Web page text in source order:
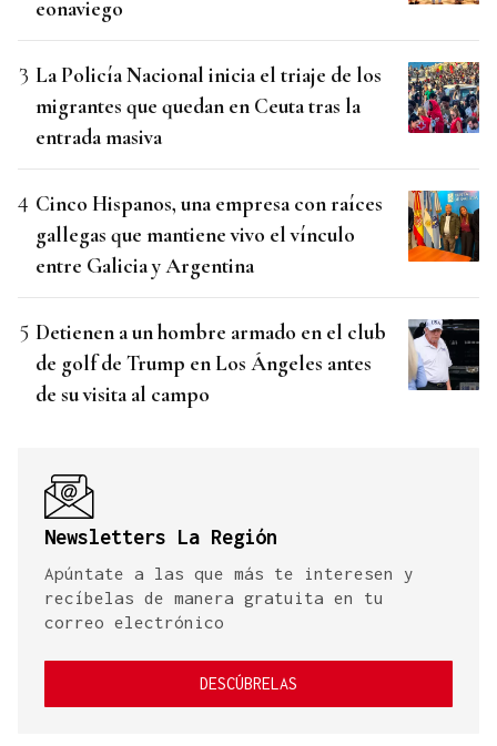
eonaviego
La Policía Nacional inicia el triaje de los
migrantes que quedan en Ceuta tras la
entrada masiva
Cinco Hispanos, una empresa con raíces
gallegas que mantiene vivo el vínculo
entre Galicia y Argentina
Detienen a un hombre armado en el club
de golf de Trump en Los Ángeles antes
de su visita al campo
Newsletters La Región
Apúntate a las que más te interesen y
recíbelas de manera gratuita en tu
correo electrónico
DESCÚBRELAS